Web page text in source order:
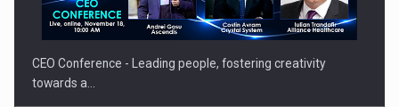
CEO Conference - Leading people, fostering creativity
towards a…